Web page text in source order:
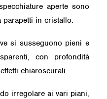
aperte sono
parapetti in cristallo.
si susseguono pieni e
con profondità
chiaroscurali.
irregolare ai vari piani,